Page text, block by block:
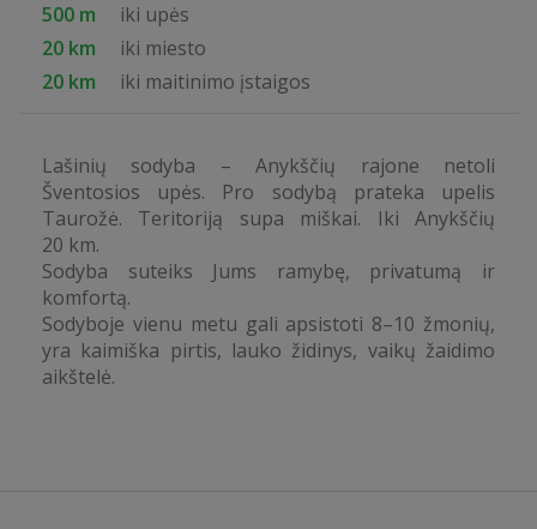
500 m
iki upės
20 km
iki miesto
20 km
iki maitinimo įstaigos
Lašinių sodyba – Anykščių rajone netoli
Šventosios upės. Pro sodybą prateka upelis
Taurožė. Teritoriją supa miškai. Iki Anykščių
20 km.
Sodyba suteiks Jums ramybę, privatumą ir
komfortą.
Sodyboje vienu metu gali apsistoti 8–10 žmonių,
yra kaimiška pirtis, lauko židinys, vaikų žaidimo
aikštelė.